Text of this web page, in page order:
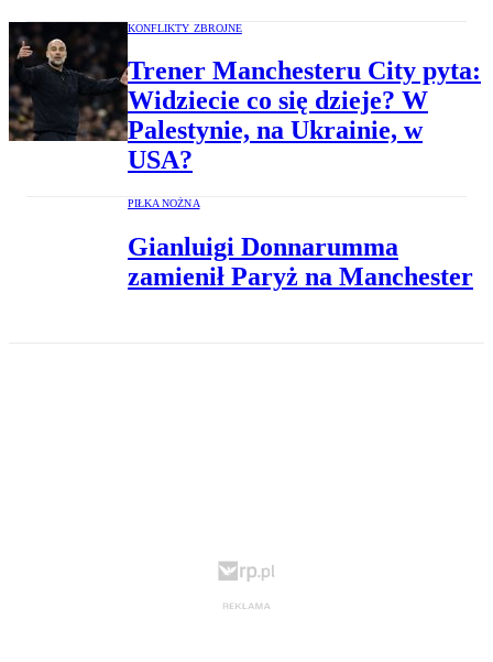
KONFLIKTY ZBROJNE
Trener Manchesteru City pyta:
Widziecie co się dzieje? W
Palestynie, na Ukrainie, w
USA?
PIŁKA NOŻNA
Gianluigi Donnarumma
zamienił Paryż na Manchester